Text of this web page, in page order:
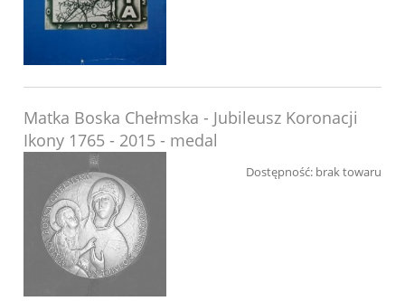
Matka Boska Chełmska - Jubileusz Koronacji
Ikony 1765 - 2015 - medal
Dostępność: brak towaru